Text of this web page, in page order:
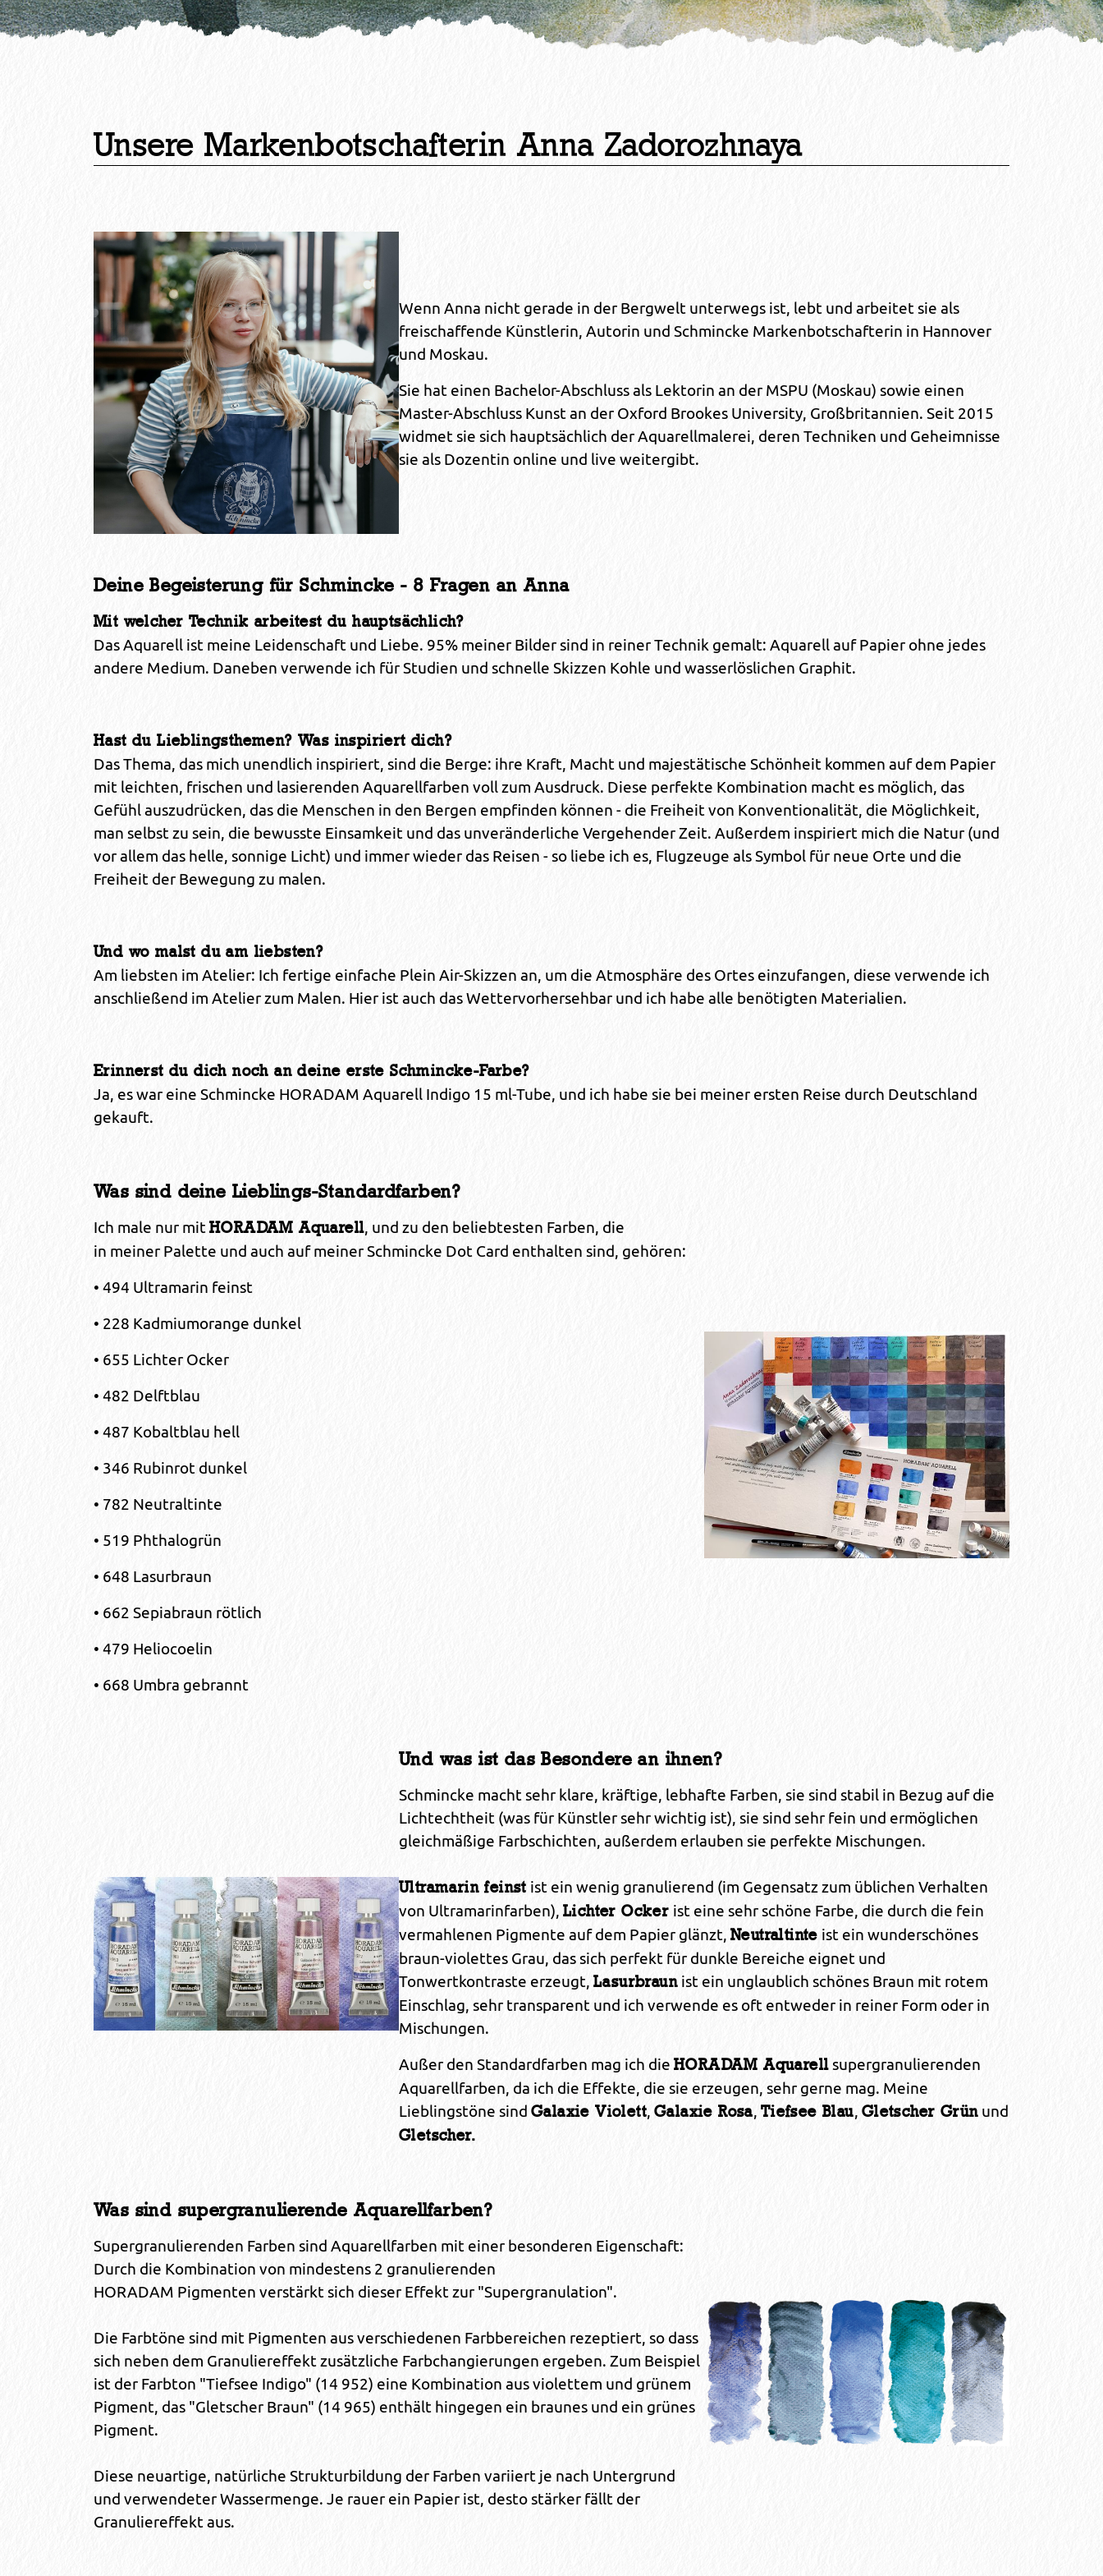
Unsere Markenbotschafterin Anna Zadorozhnaya
Wenn Anna nicht gerade in der Bergwelt unterwegs ist, lebt und arbeitet sie als
freischaffende Künstlerin, Autorin und Schmincke Markenbotschafterin in Hannover
und Moskau.
Sie hat einen Bachelor-Abschluss als Lektorin an der MSPU (Moskau) sowie einen
Master-Abschluss Kunst an der Oxford Brookes University, Großbritannien. Seit 2015
widmet sie sich hauptsächlich der Aquarellmalerei, deren Techniken und Geheimnisse
sie als Dozentin online und live weitergibt.
Deine Begeisterung für Schmincke - 8 Fragen an Anna
Mit welcher Technik arbeitest du hauptsächlich?
Das Aquarell ist meine Leidenschaft und Liebe. 95% meiner Bilder sind in reiner Technik gemalt: Aquarell auf Papier ohne jedes
andere Medium. Daneben verwende ich für Studien und schnelle Skizzen Kohle und wasserlöslichen Graphit.
Hast du Lieblingsthemen? Was inspiriert dich?
Das Thema, das mich unendlich inspiriert, sind die Berge: ihre Kraft, Macht und majestätische Schönheit kommen auf dem Papier
mit leichten, frischen und lasierenden Aquarellfarben voll zum Ausdruck. Diese perfekte Kombination macht es möglich, das
Gefühl auszudrücken, das die Menschen in den Bergen empfinden können - die Freiheit von Konventionalität, die Möglichkeit,
man selbst zu sein, die bewusste Einsamkeit und das unveränderliche Vergehender Zeit. Außerdem inspiriert mich die Natur (und
vor allem das helle, sonnige Licht) und immer wieder das Reisen - so liebe ich es, Flugzeuge als Symbol für neue Orte und die
Freiheit der Bewegung zu malen.
Und wo malst du am liebsten?
Am liebsten im Atelier: Ich fertige einfache Plein Air-Skizzen an, um die Atmosphäre des Ortes einzufangen, diese verwende ich
anschließend im Atelier zum Malen. Hier ist auch das Wettervorhersehbar und ich habe alle benötigten Materialien.
Erinnerst du dich noch an deine erste Schmincke-Farbe?
Ja, es war eine Schmincke HORADAM Aquarell Indigo 15 ml-Tube, und ich habe sie bei meiner ersten Reise durch Deutschland
gekauft.
Was sind deine Lieblings-Standardfarben?
Ich male nur mitHORADAM Aquarell, und zu den beliebtesten Farben, die
in meiner Palette und auch auf meiner Schmincke Dot Card enthalten sind, gehören:
• 494 Ultramarin feinst
• 228 Kadmiumorange dunkel
• 655 Lichter Ocker
• 482 Delftblau
• 487 Kobaltblau hell
• 346 Rubinrot dunkel
• 782 Neutraltinte
• 519 Phthalogrün
• 648 Lasurbraun
• 662 Sepiabraun rötlich
• 479 Heliocoelin
• 668 Umbra gebrannt
Und was ist das Besondere an ihnen?
Schmincke macht sehr klare, kräftige, lebhafte Farben, sie sind stabil in Bezug auf die
Lichtechtheit (was für Künstler sehr wichtig ist), sie sind sehr fein und ermöglichen
gleichmäßige Farbschichten, außerdem erlauben sie perfekte Mischungen.
Ultramarin feinst ist ein wenig granulierend (im Gegensatz zum üblichen Verhalten
von Ultramarinfarben),Lichter Ocker ist eine sehr schöne Farbe, die durch die fein
vermahlenen Pigmente auf dem Papier glänzt,Neutraltinte ist ein wunderschönes
braun-violettes Grau, das sich perfekt für dunkle Bereiche eignet und
Tonwertkontraste erzeugt,Lasurbraun ist ein unglaublich schönes Braun mit rotem
Einschlag, sehr transparent und ich verwende es oft entweder in reiner Form oder in
Mischungen.
Außer den Standardfarben mag ich dieHORADAM Aquarell supergranulierenden
Aquarellfarben, da ich die Effekte, die sie erzeugen, sehr gerne mag. Meine
Lieblingstöne sindGalaxie Violett,Galaxie Rosa, Tiefsee Blau, Gletscher Grün und
Gletscher.
Was sind supergranulierende Aquarellfarben?
Supergranulierenden Farben sind Aquarellfarben mit einer besonderen Eigenschaft:
Durch die Kombination von mindestens 2 granulierenden
HORADAM Pigmenten verstärkt sich dieser Effekt zur "Supergranulation".
Die Farbtöne sind mit Pigmenten aus verschiedenen Farbbereichen rezeptiert, so dass
sich neben dem Granuliereffekt zusätzliche Farbchangierungen ergeben. Zum Beispiel
ist der Farbton "Tiefsee Indigo" (14 952) eine Kombination aus violettem und grünem
Pigment, das "Gletscher Braun" (14 965) enthält hingegen ein braunes und ein grünes
Pigment.
Diese neuartige, natürliche Strukturbildung der Farben variiert je nach Untergrund
und verwendeter Wassermenge. Je rauer ein Papier ist, desto stärker fällt der
Granuliereffekt aus.